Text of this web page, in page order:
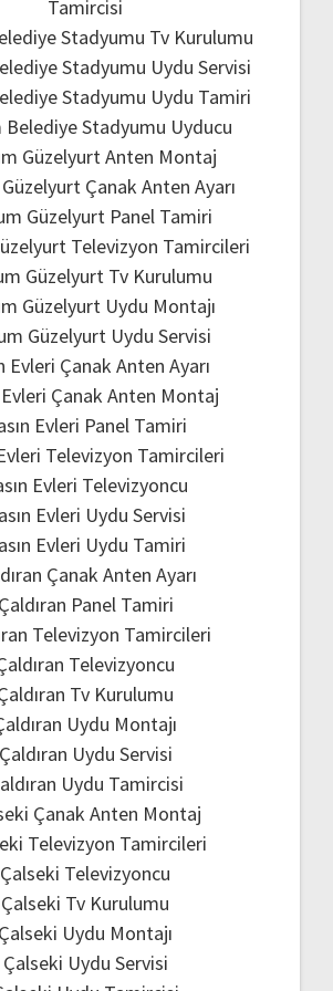
Tamircisi
Stadyumu Tv Kurulumu
Stadyumu Uydu Servisi
Stadyumu Uydu Tamiri
Belediye Stadyumu Uyducu
Güzelyurt Anten Montaj
Çanak Anten Ayarı
Güzelyurt Panel Tamiri
Televizyon Tamircileri
Güzelyurt Tv Kurulumu
Güzelyurt Uydu Montajı
Güzelyurt Uydu Servisi
Evleri Çanak Anten Ayarı
Evleri Çanak Anten Montaj
Evleri Panel Tamiri
Televizyon Tamircileri
Evleri Televizyoncu
Evleri Uydu Servisi
Evleri Uydu Tamiri
Çanak Anten Ayarı
Çaldıran Panel Tamiri
Televizyon Tamircileri
Televizyoncu
Tv Kurulumu
Uydu Montajı
Çaldıran Uydu Servisi
Uydu Tamircisi
Çanak Anten Montaj
Televizyon Tamircileri
Çalseki Televizyoncu
Çalseki Tv Kurulumu
Çalseki Uydu Montajı
Çalseki Uydu Servisi